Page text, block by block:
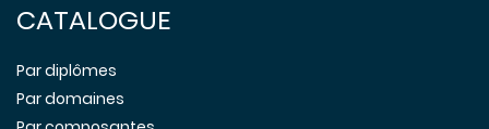
CATALOGUE
Par diplômes
Par domaines